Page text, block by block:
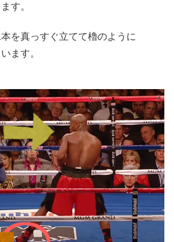
す。
を真っすぐ立てて櫓のように
ます。